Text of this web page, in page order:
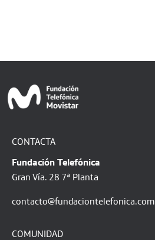
CONTACTA
Fundación Telefónica
Gran Vía. 28 7ª Planta
contacto@fundaciontelefonica.com
COMUNIDAD